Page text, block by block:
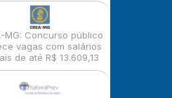
MG: Concurso público
vagas com salários
de até R$ 13.609,13